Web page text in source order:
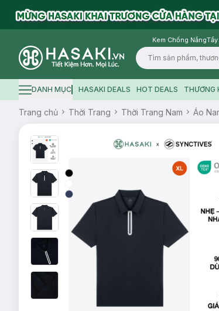
Kem Chống NắngTẩy
Logo
Hamburger icon
DANH MỤC HASAKI DEALS HOT DEALS THƯƠNG
Trang chủ Thời Trang Thời Trang Nam Áo